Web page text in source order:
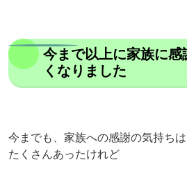
今まで以上に家族に
くなりました
今までも、家族への感謝の気持ちは
たくさんあったけれど